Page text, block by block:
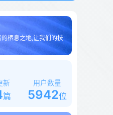
栖息之地,让我们的技
新
篇
用户数量
5942位